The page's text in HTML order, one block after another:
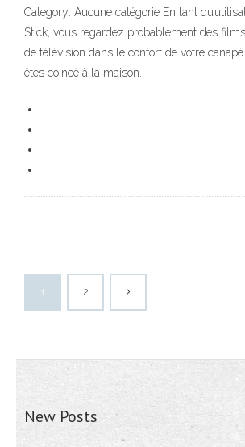
Category: Aucune catégorie En tant
Stick, vous regardez probablement des
de télévision dans le confort de votre
êtes coincé à la maison.
1 2
New Posts